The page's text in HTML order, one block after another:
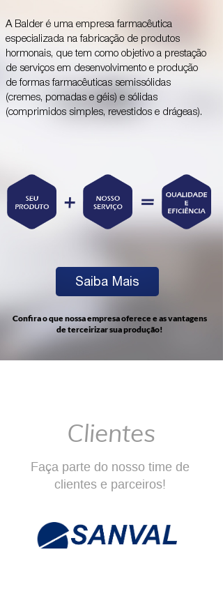
Saiba Mais
A Balder é uma empresa farmacêutica
especializada na fabricação de produtos
hormonais, que tem como objetivo a prestação
de serviços em desenvolvimento e produção
de formas farmacêuticas semissólidas
(cremes, pomadas e géis) e sólidas
(comprimidos simples, revestidos e drágeas).
Confira o que nossa empresa oferece e as vantagens
de terceirizar sua produção!
Clientes
Faça parte do nosso time de
clientes e parceiros!​​​​​​​​​​​​​​